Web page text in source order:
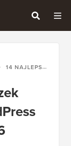
14 NAJLEPSZYCH WTYCZEK CZŁONKOWSKICH WORDPRESS (PORÓWNANIE) – 2026